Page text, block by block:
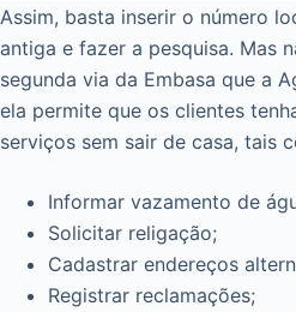
Assim, basta inserir o número
antiga e fazer a pesquisa. Mas
segunda via da Embasa que a
ela permite que os clientes
serviços sem sair de casa, tais
Informar vazamento de
Solicitar religação;
Cadastrar endereços
Registrar reclamações;